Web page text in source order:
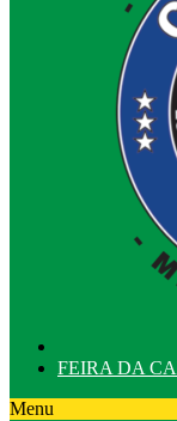
FEIRA DA
Menu